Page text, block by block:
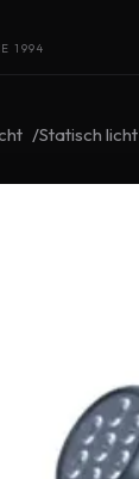
1994
Statisch licht